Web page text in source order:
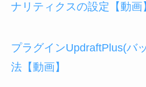
ナリティクスの設定【動画
プラグインUpdraftPlus(バ
法【動画】